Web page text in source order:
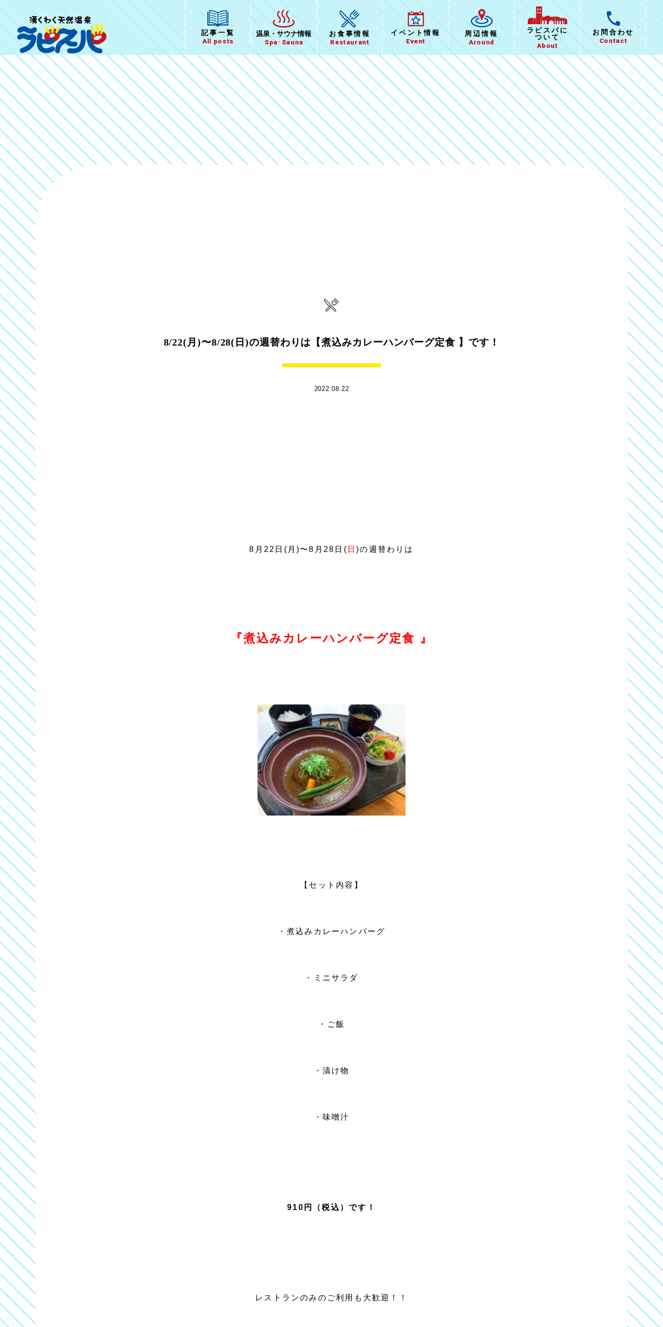
記事一覧
All posts
温泉 ・サウナ情報
Spa･Sauna
お食事情報
Restaurant
イベント情報
Event
周辺情報
Around
ラピスパに
ついて
About
お問合わせ
Contact
8/22(月)〜8/28(日)の週替わりは【煮込みカレーハンバーグ定食 】です！
2022.08.22
8月22 日(月 )〜8月28 日( 日)の週替わりは
『煮込みカレーハンバーグ定食 』
【セット内容】
・煮込みカレーハンバーグ
・ミニサラダ
・ご飯
・漬け物
・味噌汁
910円（税込）です！
レストランのみのご利用も大歓迎！！